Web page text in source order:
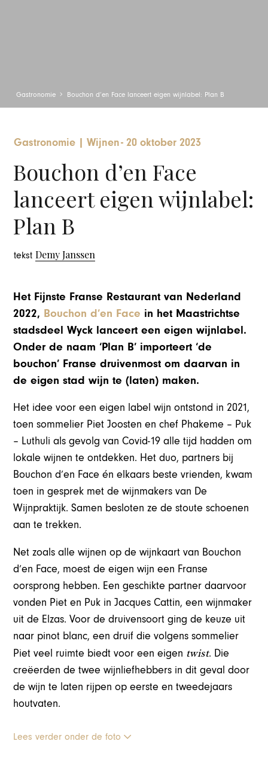
Gastronomie Bouchon d’en Face lanceert eigen wijnlabel: Plan B
Gastronomie Wijnen-20 oktober 2023
Bouchon d’en Face
lanceert eigen wijnlabel:
Plan B
tekstDemy Janssen
Het Fijnste Franse Restaurant van Nederland
2022, Bouchon d’en Face in het Maastrichtse
stadsdeel Wyck lanceert een eigen wijnlabel.
Onder de naam ‘Plan B’ importeert ‘de
bouchon’ Franse druivenmost om daarvan in
de eigen stad wijn te (laten) maken.
Het idee voor een eigen label wijn ontstond in 2021,
toen sommelier Piet Joosten en chef Phakeme – Puk
– Luthuli als gevolg van Covid-19 alle tijd hadden om
lokale wijnen te ontdekken. Het duo, partners bij
Bouchon d’en Face én elkaars beste vrienden, kwam
toen in gesprek met de wijnmakers van De
Wijnpraktijk. Samen besloten ze de stoute schoenen
aan te trekken.
Net zoals alle wijnen op de wijnkaart van Bouchon
d’en Face, moest de eigen wijn een Franse
oorsprong hebben. Een geschikte partner daarvoor
vonden Piet en Puk in Jacques Cattin, een wijnmaker
uit de Elzas. Voor de druivensoort ging de keuze uit
naar pinot blanc, een druif die volgens sommelier
Piet veel ruimte biedt voor een eigen twist. Die
creëerden de twee wijnliefhebbers in dit geval door
de wijn te laten rijpen op eerste en tweedejaars
houtvaten.
Lees verder onder de foto